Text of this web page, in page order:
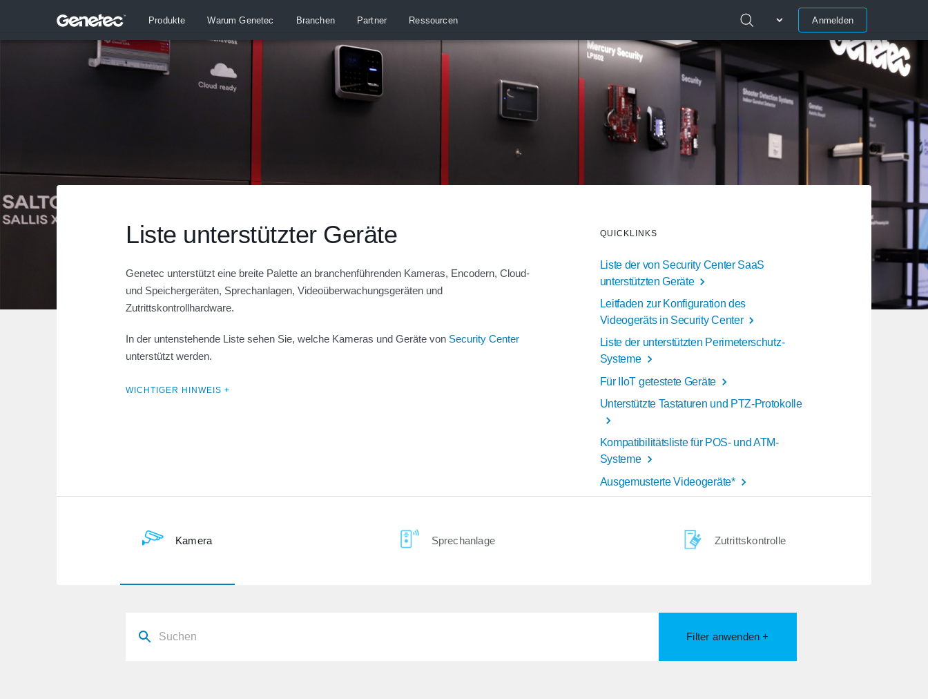
Produkte Warum Genetec Branchen Partner Ressourcen Anmelden
Liste unterstützter Geräte
Genetec unterstützt eine breite Palette an branchenführenden Kameras, Encodern, Cloud-
und Speichergeräten, Sprechanlagen, Videoüberwachungsgeräten und
Zutrittskontrollhardware.
In der untenstehende Liste sehen Sie, welche Kameras und Geräte von Security Center
unterstützt werden.
WICHTIGER HINWEIS +
QUICKLINKS
Liste der von Security Center SaaS
unterstützten Geräte
Leitfaden zur Konfiguration des
Videogeräts in Security Center
Liste der unterstützten Perimeterschutz-
Systeme
Für IIoT getestete Geräte
Unterstützte Tastaturen und PTZ-Protokolle
Kompatibilitätsliste für POS- und ATM-
Systeme
Ausgemusterte Videogeräte*
Kamera Sprechanlage Zutrittskontrolle
Filter anwenden +